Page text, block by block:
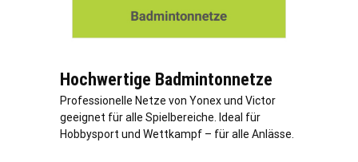
Hochwertige Badmintonnetze
Professionelle Netze von Yonex und Victor
geeignet für alle Spielbereiche. Ideal für
Hobbysport und Wettkampf – für alle Anlässe.